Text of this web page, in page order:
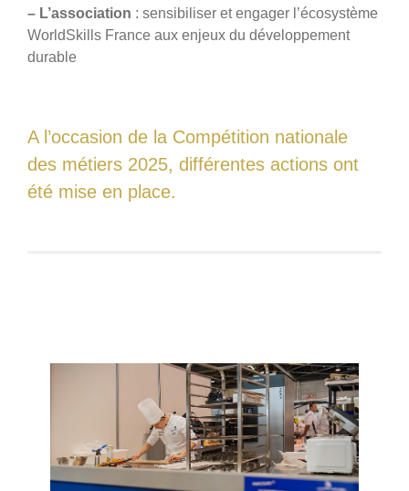
– L’association : sensibiliser et engager l’écosystème
WorldSkills France aux enjeux du développement
durable
A l’occasion de la Compétition nationale
des métiers 2025, différentes actions ont
été mise en place.